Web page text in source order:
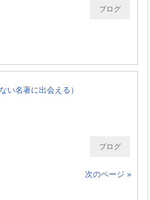
ブログ
い名著に出会える）
ブログ
次のページ »